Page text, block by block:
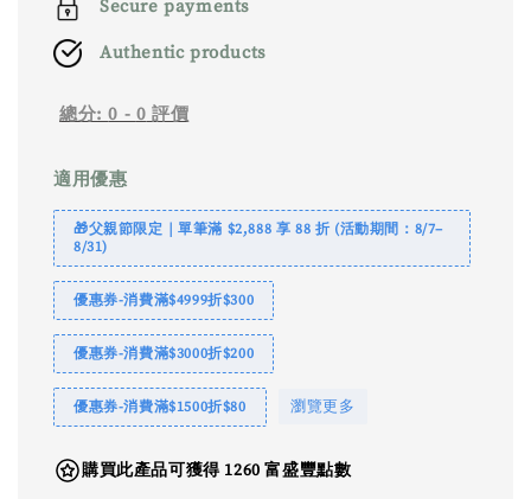
Secure payments
Authentic products
總分:0 - 0 評價
適用優惠
🎁父親節限定｜單筆滿 $2,888 享 88 折 (活動期間：8/7–
8/31)
優惠券-消費滿$4999折$300
優惠券-消費滿$3000折$200
優惠券-消費滿$1500折$80 瀏覽更多
購買此產品可獲得 1260 富盛豐點數